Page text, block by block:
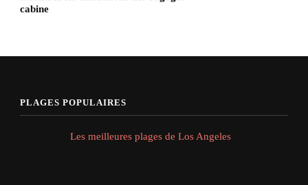
cabine
PLAGES POPULAIRES
Les meilleures plages de Los Angeles